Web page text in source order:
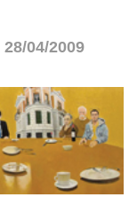
28/04/2009